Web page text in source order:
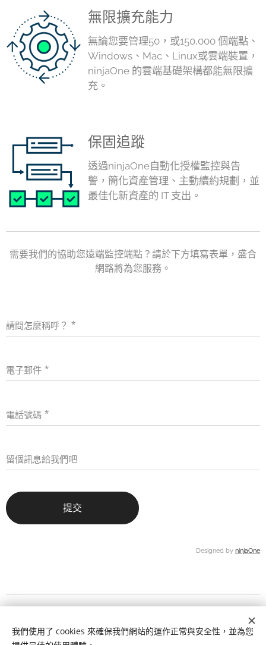
無限擴充能力
無論您要管理50，或150,000 個端點、
Windows、Mac、Linux或雲端裝置，
ninjaOne 的雲端基礎架構都能無限擴
充。
保固追蹤
透過ninjaOne自動化授權監控與告
警，簡化資產管理、主動續約規劃，並
最佳化新資產的 IT 支出。
需要我們的協助您遠端監控端點？請於下方填寫表單，盛合
網路將為您服務。
請問怎麼稱呼？
電子郵件
電話號碼
留個訊息給我們吧
提交
Designed by ninjaOne
盛合網路有限公司
我們使用了 cookies 來確保我們網站的運作正常與安全性，並為您